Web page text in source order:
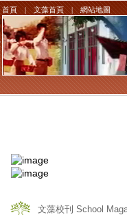
首頁|文藻首頁|網站地圖
文藻校刊 School